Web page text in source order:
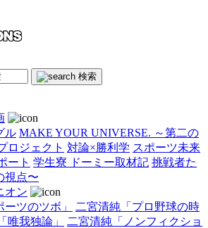
検索
ル MAKE YOUR UNIVERSE. ～第二の
ロジェクト 対論×勝利学 スポーツ未来
ート 学生寮 ドーミー取材記 挑戦者た
視点〜
オン
ツのツボ」
二宮清純「プロ野球の時
唯我独論」
二宮清純「ノンフィクショ